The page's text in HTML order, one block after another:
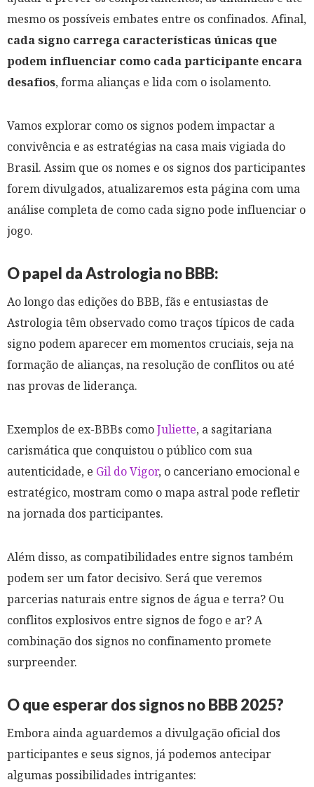
mesmo os possíveis embates entre os confinados. Afinal,
cada signo carrega características únicas que
podem influenciar como cada participante encara
desafios, forma alianças e lida com o isolamento. ​
Vamos explorar como os signos podem impactar a
convivência e as estratégias na casa mais vigiada do
Brasil. Assim que os nomes e os signos dos participantes
forem divulgados, atualizaremos esta página com uma
análise completa de como cada signo pode influenciar o
jogo.
O papel da Astrologia no BBB:​
Ao longo das edições do BBB, fãs e entusiastas de
Astrologia têm observado como traços típicos de cada
signo podem aparecer em momentos cruciais, seja na
formação de alianças, na resolução de conflitos ou até
nas provas de liderança. ​
Exemplos de ex-BBBs comoJuliette, a sagitariana
carismática que conquistou o público com sua
autenticidade, e Gil do Vigor, o canceriano emocional e
estratégico, mostram como o mapa astral pode refletir
na jornada dos participantes. ​
Além disso, as compatibilidades entre signos também
podem ser um fator decisivo. Será que veremos
parcerias naturais entre signos de água e terra? Ou
conflitos explosivos entre signos de fogo e ar? A
combinação dos signos no confinamento promete
surpreender.
O que esperar dos signos no BBB 2025?​
Embora ainda aguardemos a divulgação oficial dos
participantes e seus signos, já podemos antecipar
algumas possibilidades intrigantes: